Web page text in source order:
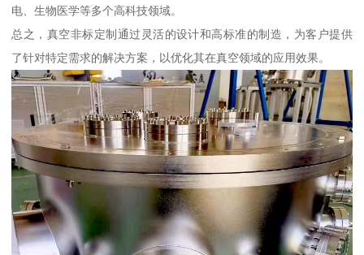
电、生物医学等多个高科技领域。
总之，真空非标定制通过灵活的设计和高标准的制造，为客户提供
了针对特定需求的解决方案，以优化其在真空领域的应用效果。